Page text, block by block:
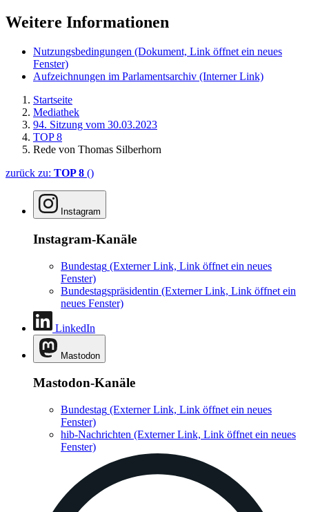
Weitere Informationen
Nutzungsbedingungen (Dokument, Link öffnet ein neues
Fenster)
Aufzeichnungen im Parlamentsarchiv (Interner Link)
Startseite
Mediathek
94. Sitzung vom 30.03.2023
TOP 8
Rede von Thomas Silberhorn
zurück zu: TOP 8 ()
Instagram
Instagram-Kanäle
Bundestag (Externer Link, Link öffnet ein neues
Fenster)
Bundestagspräsidentin (Externer Link, Link öffnet ein
neues Fenster)
LinkedIn
Mastodon
Mastodon-Kanäle
Bundestag (Externer Link, Link öffnet ein neues
Fenster)
hib-Nachrichten (Externer Link, Link öffnet ein neues
Fenster)